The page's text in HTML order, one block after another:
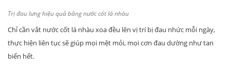
Trị đau lưng hiệu quả bằng nước cốt lá nhàu
Chỉ cần vắt nước cốt lá nhàu xoa đều lên vị trí bị đau nhức mỗi ngày,
thực hiện liên tục sẽ giúp mọi mệt mỏi, mọi cơn đau dường như tan
biến hết.